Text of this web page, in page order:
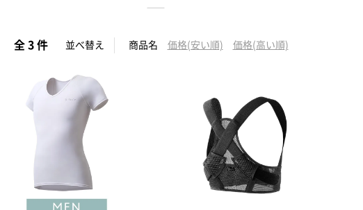
全 3 件 並べ替え 商品名 価格(安い順) 価格(高い順)